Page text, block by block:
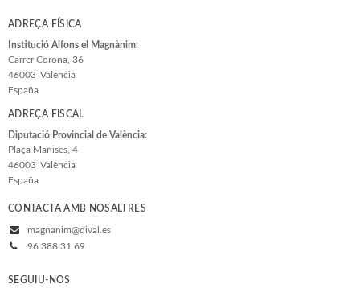
ADREÇA FÍSICA
Institució Alfons el Magnànim:
Carrer Corona, 36
46003 València
España
ADREÇA FISCAL
Diputació Provincial de València:
Plaça Manises, 4
46003 València
España
CONTACTA AMB NOSALTRES
magnanim@dival.es
96 388 31 69
SEGUIU-NOS